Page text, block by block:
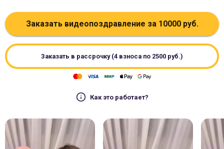
Заказать видеопоздравление за 10000руб.
Заказать в рассрочку (4 взноса по 2500 руб.)
Как это работает?